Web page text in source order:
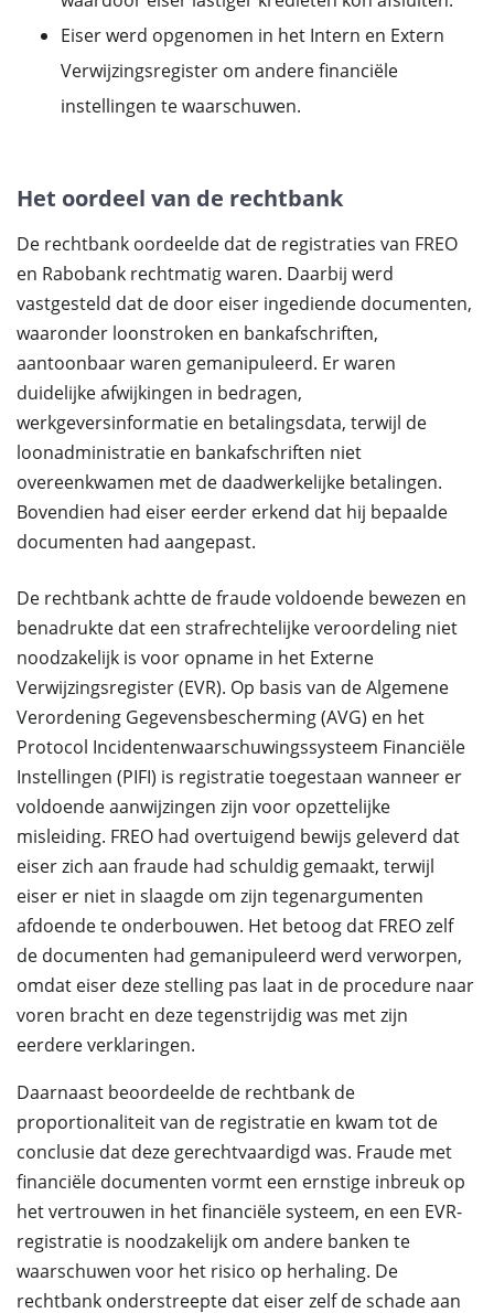
Eiser werd opgenomen in het Intern en Extern
Verwijzingsregister om andere financiële
instellingen te waarschuwen.
Het oordeel van de rechtbank
De rechtbank oordeelde dat de registraties van FREO
en Rabobank rechtmatig waren. Daarbij werd
vastgesteld dat de door eiser ingediende documenten,
waaronder loonstroken en bankafschriften,
aantoonbaar waren gemanipuleerd. Er waren
duidelijke afwijkingen in bedragen,
werkgeversinformatie en betalingsdata, terwijl de
loonadministratie en bankafschriften niet
overeenkwamen met de daadwerkelijke betalingen.
Bovendien had eiser eerder erkend dat hij bepaalde
documenten had aangepast.
De rechtbank achtte de fraude voldoende bewezen en
benadrukte dat een strafrechtelijke veroordeling niet
noodzakelijk is voor opname in het Externe
Verwijzingsregister (EVR). Op basis van de Algemene
Verordening Gegevensbescherming (AVG) en het
Protocol Incidentenwaarschuwingssysteem Financiële
Instellingen (PIFI) is registratie toegestaan wanneer er
voldoende aanwijzingen zijn voor opzettelijke
misleiding. FREO had overtuigend bewijs geleverd dat
eiser zich aan fraude had schuldig gemaakt, terwijl
eiser er niet in slaagde om zijn tegenargumenten
afdoende te onderbouwen. Het betoog dat FREO zelf
de documenten had gemanipuleerd werd verworpen,
omdat eiser deze stelling pas laat in de procedure naar
voren bracht en deze tegenstrijdig was met zijn
eerdere verklaringen.
Daarnaast beoordeelde de rechtbank de
proportionaliteit van de registratie en kwam tot de
conclusie dat deze gerechtvaardigd was. Fraude met
financiële documenten vormt een ernstige inbreuk op
het vertrouwen in het financiële systeem, en een EVR-
registratie is noodzakelijk om andere banken te
waarschuwen voor het risico op herhaling. De
rechtbank onderstreepte dat eiser zelf de schade aan